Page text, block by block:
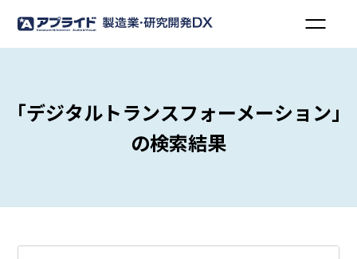
「デジタルトランスフォーメーション」
の検索結果